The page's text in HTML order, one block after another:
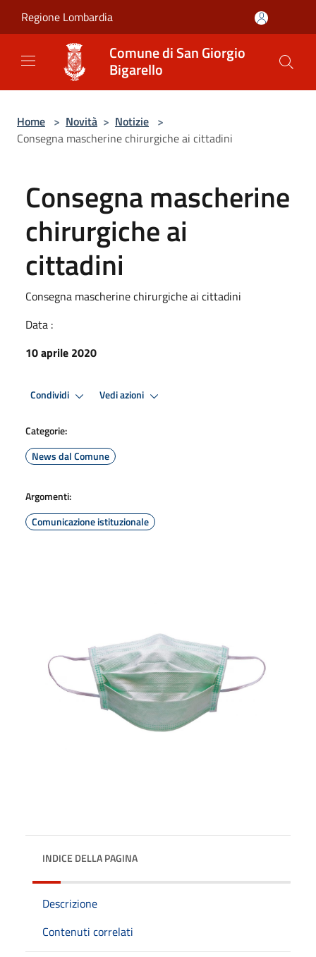
Regione Lombardia
Comune di San Giorgio
Bigarello
Home > Novità > Notizie >
Consegna mascherine chirurgiche ai cittadini
Consegna mascherine
chirurgiche ai
cittadini
Consegna mascherine chirurgiche ai cittadini
Data :
10 aprile 2020
Condividi Vedi azioni
Categorie:
News dal Comune
Argomenti:
Comunicazione istituzionale
INDICE DELLA PAGINA
Descrizione
Contenuti correlati